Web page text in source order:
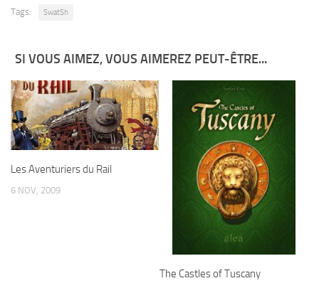
Tags: SwatSh
SI VOUS AIMEZ, VOUS AIMEREZ PEUT-ÊTRE...
Les Aventuriers du Rail
6 NOV, 2009
The Castles of Tuscany